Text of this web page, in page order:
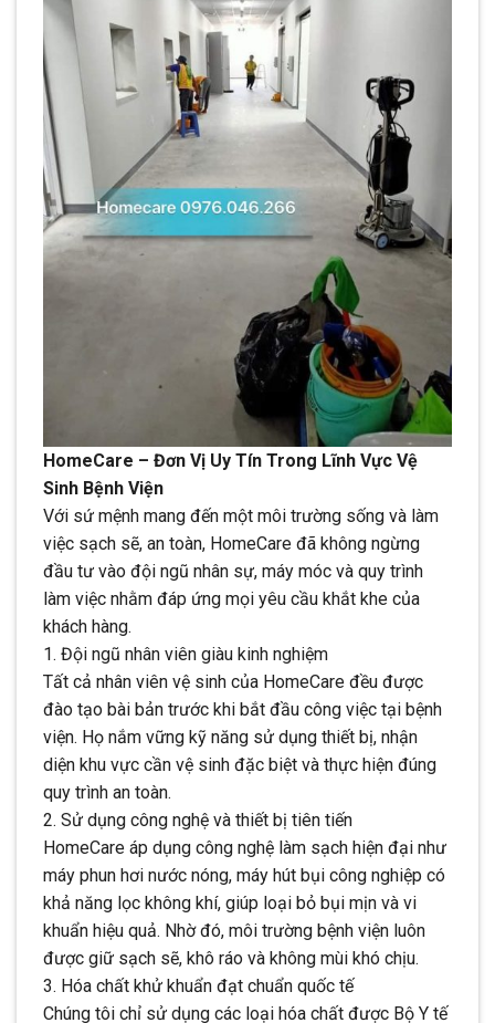
HomeCare – Đơn Vị Uy Tín Trong Lĩnh Vực Vệ
Sinh Bệnh Viện
Với sứ mệnh mang đến một môi trường sống và làm
việc sạch sẽ, an toàn, HomeCare đã không ngừng
đầu tư vào đội ngũ nhân sự, máy móc và quy trình
làm việc nhằm đáp ứng mọi yêu cầu khắt khe của
khách hàng.
1. Đội ngũ nhân viên giàu kinh nghiệm
Tất cả nhân viên vệ sinh của HomeCare đều được
đào tạo bài bản trước khi bắt đầu công việc tại bệnh
viện. Họ nắm vững kỹ năng sử dụng thiết bị, nhận
diện khu vực cần vệ sinh đặc biệt và thực hiện đúng
quy trình an toàn.
2. Sử dụng công nghệ và thiết bị tiên tiến
HomeCare áp dụng công nghệ làm sạch hiện đại như
máy phun hơi nước nóng, máy hút bụi công nghiệp có
khả năng lọc không khí, giúp loại bỏ bụi mịn và vi
khuẩn hiệu quả. Nhờ đó, môi trường bệnh viện luôn
được giữ sạch sẽ, khô ráo và không mùi khó chịu.
3. Hóa chất khử khuẩn đạt chuẩn quốc tế
Chúng tôi chỉ sử dụng các loại hóa chất được Bộ Y tế